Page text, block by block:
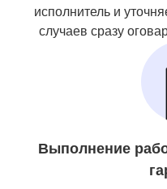
исполнитель и
случаев сразу
Выполнение